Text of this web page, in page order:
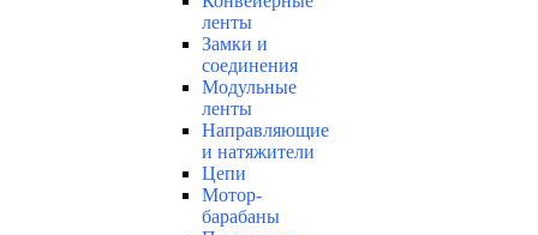
ленты
Замки и
соединения
Модульные
ленты
Направляющие
и натяжители
Цепи
Мотор-
барабаны